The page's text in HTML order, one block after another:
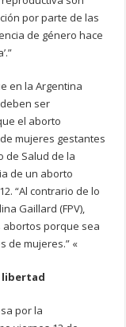
por parte de las
de género hace
en la Argentina
ser
el aborto
mujeres gestantes
de Salud de la
de un aborto
“Al contrario de lo
Gaillard (FPV),
abortos porque sea
de mujeres.” «
libertad
por la